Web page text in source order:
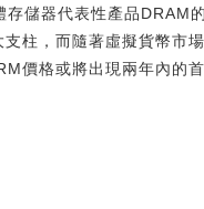
儲器代表性產品DRAM
柱，而隨著虛擬貨幣市
價格或將出現兩年內的首